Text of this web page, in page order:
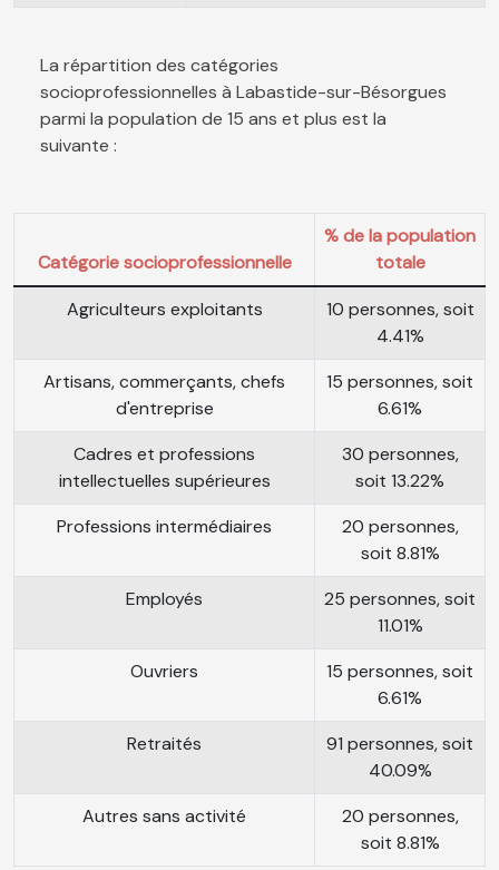
La répartition des catégories
socioprofessionnelles à Labastide-sur-Bésorgues
parmi la population de 15 ans et plus est la
suivante :
Catégorie socioprofessionnelle
% de la population
totale
Agriculteurs exploitants
10 personnes, soit
4.41%
Artisans, commerçants, chefs
d'entreprise
15 personnes, soit
6.61%
Cadres et professions
intellectuelles supérieures
30 personnes,
soit 13.22%
Professions intermédiaires
20 personnes,
soit 8.81%
Employés
25 personnes, soit
11.01%
Ouvriers
15 personnes, soit
6.61%
Retraités
91 personnes, soit
40.09%
Autres sans activité
20 personnes,
soit 8.81%